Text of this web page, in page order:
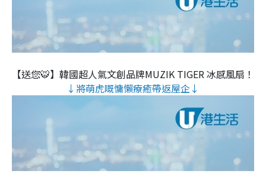
【送您🐯】韓國超人氣文創品牌MUZIK TIGER 冰感風扇！
↓將萌虎嘅慵懶療癒帶返屋企↓